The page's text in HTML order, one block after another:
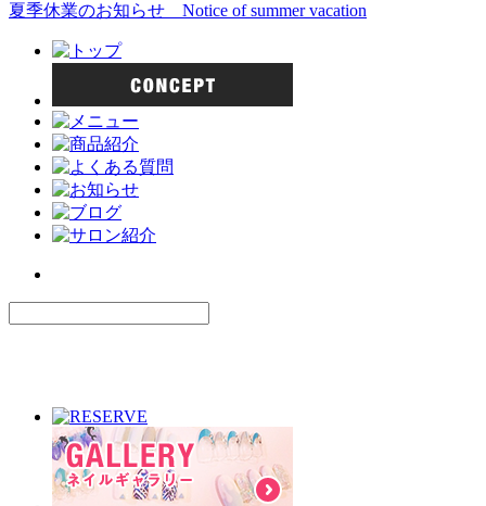
夏季休業のお知らせ Notice of summer vacation